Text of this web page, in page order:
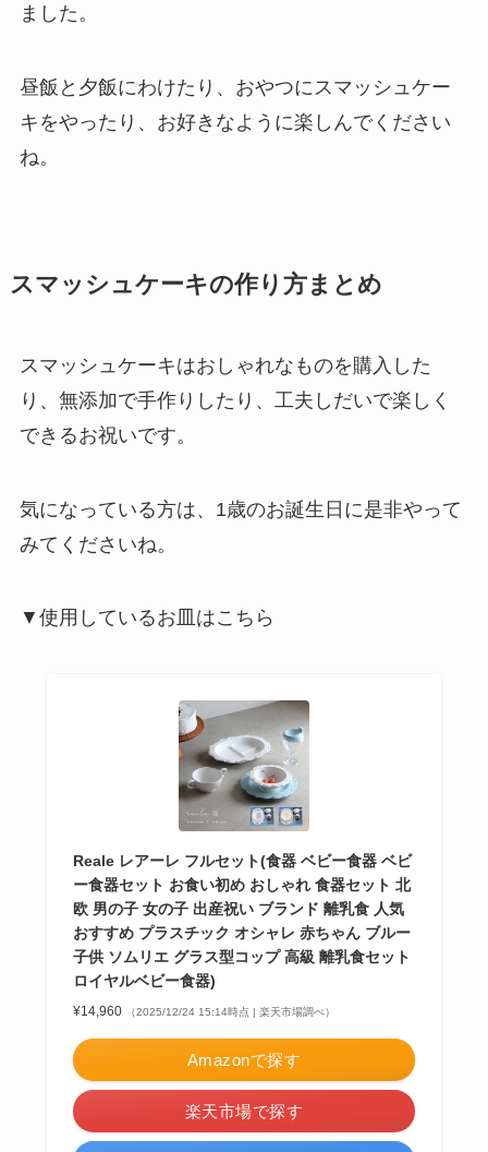
ました。
昼飯と夕飯にわけたり、おやつにスマッシュケー
キをやったり、お好きなように楽しんでください
ね。
スマッシュケーキの作り方まとめ
スマッシュケーキはおしゃれなものを購入した
り、無添加で手作りしたり、工夫しだいで楽しく
できるお祝いです。
気になっている方は、1歳のお誕生日に是非やって
みてくださいね。
▼使用しているお皿はこちら
Reale レアーレ フルセット(食器 ベビー食器 ベビ
ー食器セット お食い初め おしゃれ 食器セット 北
欧 男の子 女の子 出産祝い ブランド 離乳食 人気
おすすめ プラスチック オシャレ 赤ちゃん ブルー
子供 ソムリエ グラス型コップ 高級 離乳食セット
ロイヤルベビー食器)
¥14,960 （2025/12/24 15:14時点 | 楽天市場調べ）
Amazonで探す
楽天市場で探す